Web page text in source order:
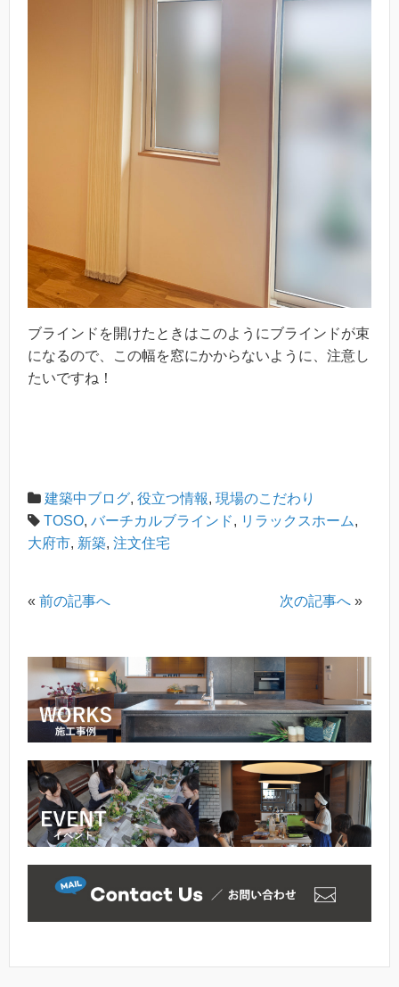
ブラインドを開けたときはこのようにブラインドが束
になるので、この幅を窓にかからないように、注意し
たいですね！
建築中ブログ, 役立つ情報, 現場のこだわり
TOSO, バーチカルブラインド, リラックスホーム,
大府市, 新築, 注文住宅
« 前の記事へ 次の記事へ »